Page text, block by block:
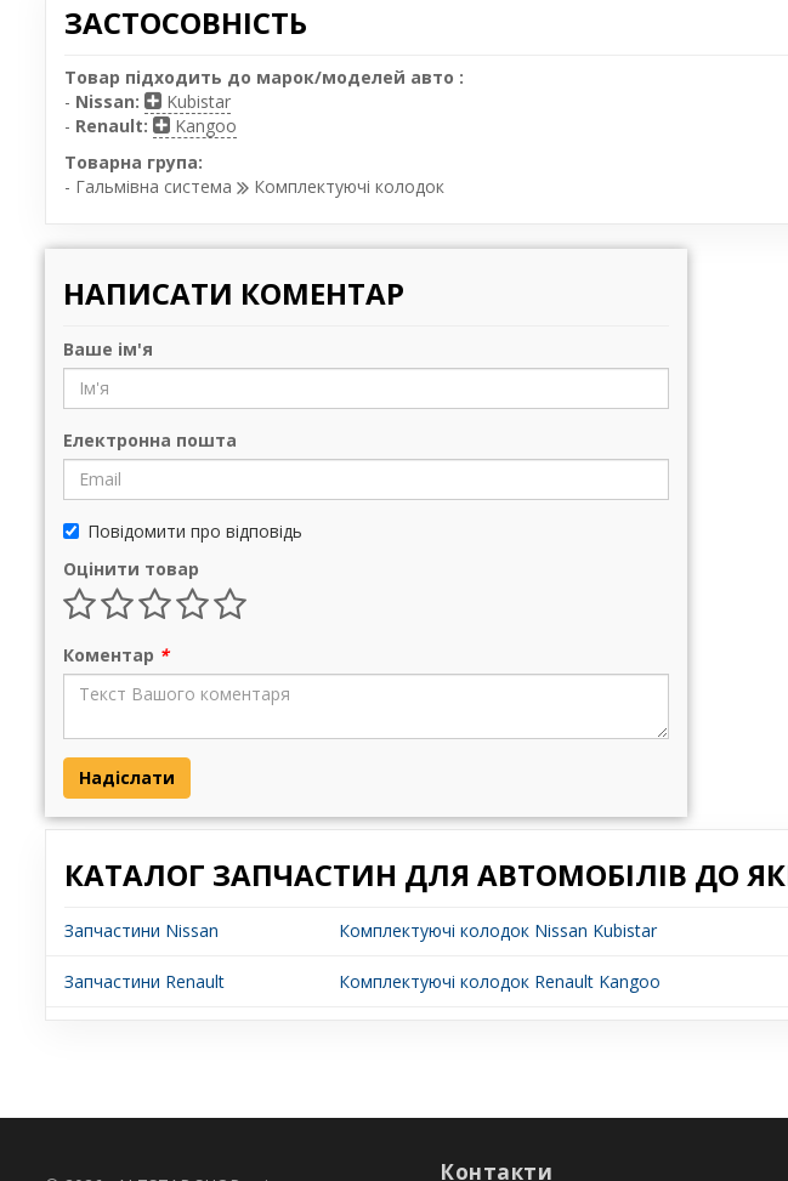
ЗАСТОСОВНІСТЬ
Товар підходить до марок/моделей авто :
- Nissan:
Kubistar
- Renault:
Kangoo
Товарна група:
- Гальмівна система
Комплектуючі колодок
НАПИСАТИ КОМЕНТАР
Ваше ім'я
Електронна пошта
Повідомити про відповідь
Оцінити товар
Коментар *
Надіслати
КАТАЛОГ ЗАПЧАСТИН ДЛЯ АВТОМОБІЛІВ ДО
Запчастини Nissan Комплектуючі колодок Nissan Kubistar
Запчастини Renault Комплектуючі колодок Renault Kangoo
Контакти